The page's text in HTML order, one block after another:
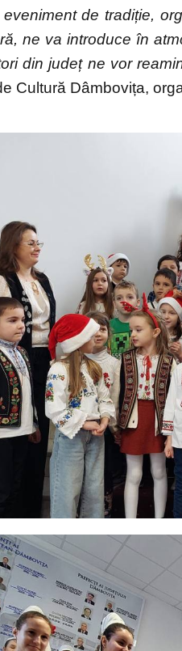
eveniment de tradiție,
ne va introduce în
din județ ne vor
Cultură Dâmbovița,